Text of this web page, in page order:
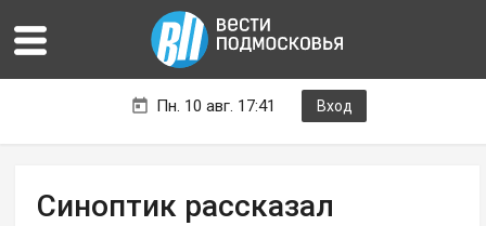
Пн. 10 авг. 17:41 Вход
Синоптик рассказал